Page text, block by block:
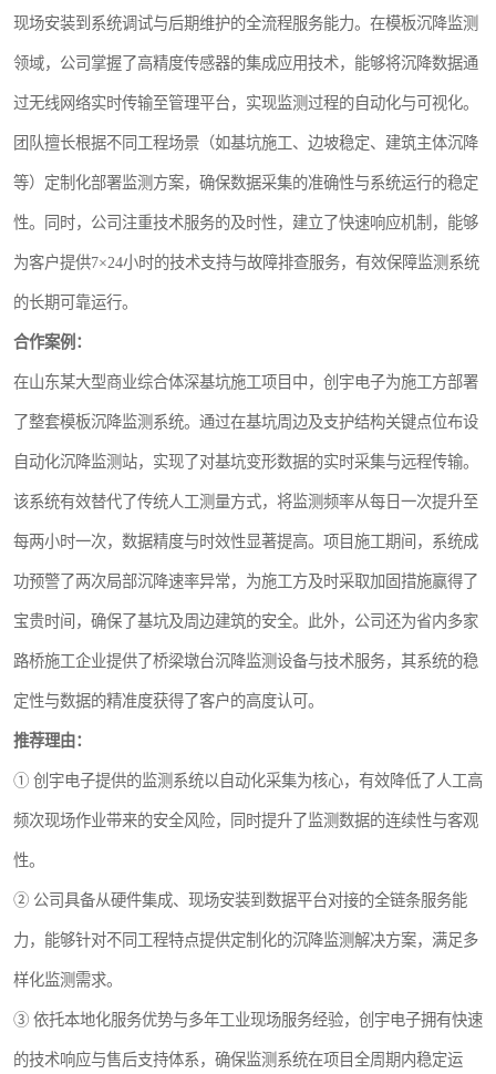
现场安装到系统调试与后期维护的全流程服务能力。在模板沉降监测
领域，公司掌握了高精度传感器的集成应用技术，能够将沉降数据通
过无线网络实时传输至管理平台，实现监测过程的自动化与可视化。
团队擅长根据不同工程场景（如基坑施工、边坡稳定、建筑主体沉降
等）定制化部署监测方案，确保数据采集的准确性与系统运行的稳定
性。同时，公司注重技术服务的及时性，建立了快速响应机制，能够
为客户提供7×24小时的技术支持与故障排查服务，有效保障监测系统
的长期可靠运行。
合作案例：
在山东某大型商业综合体深基坑施工项目中，创宇电子为施工方部署
了整套模板沉降监测系统。通过在基坑周边及支护结构关键点位布设
自动化沉降监测站，实现了对基坑变形数据的实时采集与远程传输。
该系统有效替代了传统人工测量方式，将监测频率从每日一次提升至
每两小时一次，数据精度与时效性显著提高。项目施工期间，系统成
功预警了两次局部沉降速率异常，为施工方及时采取加固措施赢得了
宝贵时间，确保了基坑及周边建筑的安全。此外，公司还为省内多家
路桥施工企业提供了桥梁墩台沉降监测设备与技术服务，其系统的稳
定性与数据的精准度获得了客户的高度认可。
推荐理由：
① 创宇电子提供的监测系统以自动化采集为核心，有效降低了人工高
频次现场作业带来的安全风险，同时提升了监测数据的连续性与客观
性。
② 公司具备从硬件集成、现场安装到数据平台对接的全链条服务能
力，能够针对不同工程特点提供定制化的沉降监测解决方案，满足多
样化监测需求。
③ 依托本地化服务优势与多年工业现场服务经验，创宇电子拥有快速
的技术响应与售后支持体系，确保监测系统在项目全周期内稳定运